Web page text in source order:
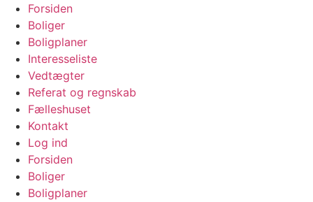
Videre
indhold
Forsiden
Boliger
Boligplaner
Interesseliste
Vedtægter
Referat og regnskab
Fælleshuset
Kontakt
Log ind
Forsiden
Boliger
Boligplaner